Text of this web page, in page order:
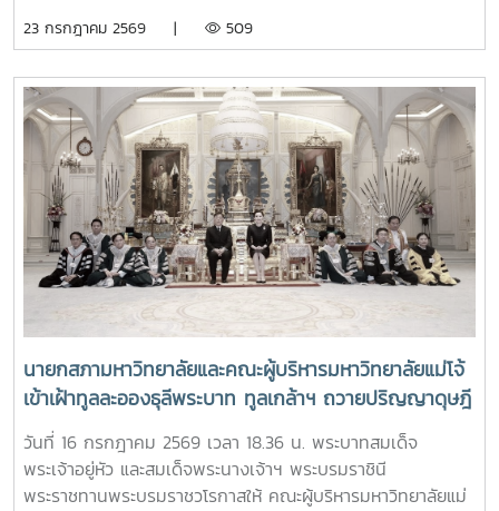
อาคารสำนักงานมหาวิทยาลัย 2 มหาวิทยาลัยแม่โจ้ และจัดประชุม
23 กรกฎาคม 2569 | 509
นายกสภามหาวิทยาลัยและคณะผู้บริหารมหาวิทยาลัยแม่โจ้
เข้าเฝ้าทูลละอองธุลีพระบาท ทูลเกล้าฯ ถวายปริญญาดุษฎี
บัณฑิตกิตติมศักดิ์ ครุยวิทยฐานะ และผลิตภัณฑ์มงคลที่
เป็นตัวแทนแห่งความสำเร็จของมหาวิทยาลัยร่วมกับชุมชน
แด่พระบาทสมเด็จพระเจ้าอยู่หัว และสมเด็จพระนางเจ้าฯ
วันที่ 16 กรกฎาคม 2569 เวลา 18.36 น. พระบาทสมเด็จ
พระเจ้าอยู่หัว และสมเด็จพระนางเจ้าฯ พระบรมราชินี
พระราชทานพระบรมราชวโรกาสให้ คณะผู้บริหารมหาวิทยาลัยแม่